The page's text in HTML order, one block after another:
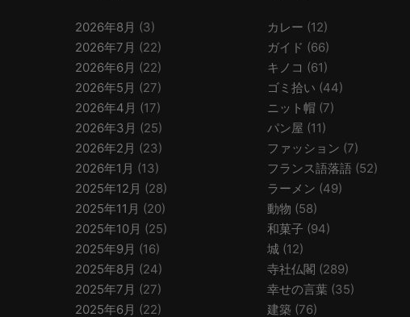
2026年8月 (3)
2026年7月 (22)
2026年6月 (22)
2026年5月 (27)
2026年4月 (17)
2026年3月 (25)
2026年2月 (23)
2026年1月 (13)
2025年12月 (28)
2025年11月 (20)
2025年10月 (25)
2025年9月 (16)
2025年8月 (24)
2025年7月 (27)
2025年6月 (22)
カレー (12)
ガイド (66)
キノコ (61)
ゴミ拾い (44)
ニット帽 (7)
パン屋 (11)
ファッション (7)
フランス語落語 (52)
ラーメン (49)
動物 (58)
和菓子 (94)
城 (12)
寺社仏閣 (289)
幸せの言葉 (35)
建築 (76)